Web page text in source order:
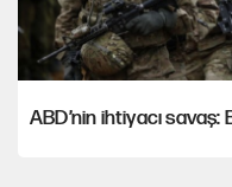
ABD’nin ihtiyacı